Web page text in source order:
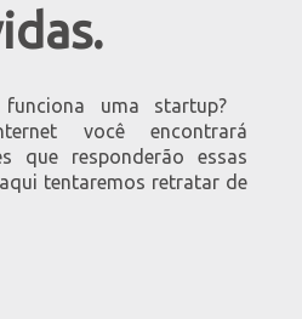
uma startup?
você encontrará
que responderão essas
tentaremos retratar de